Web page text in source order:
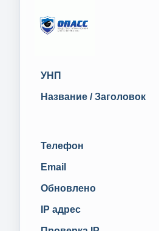
УНП
Название / Заголовок
Телефон
Email
Обновлено
IP адрес